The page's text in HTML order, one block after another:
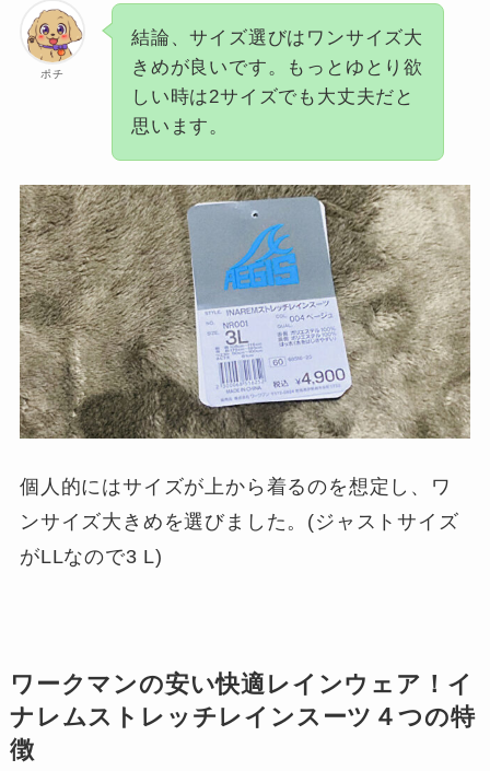
ポチ
結論、サイズ選びはワンサイズ大
きめが良いです。もっとゆとり欲
しい時は2サイズでも大丈夫だと
思います。
個人的にはサイズが上から着るのを想定し、ワ
ンサイズ大きめを選びました。(ジャストサイズ
がLLなので3 L)
ワークマンの安い快適レインウェア！イ
ナレムストレッチレインスーツ４つの特
徴